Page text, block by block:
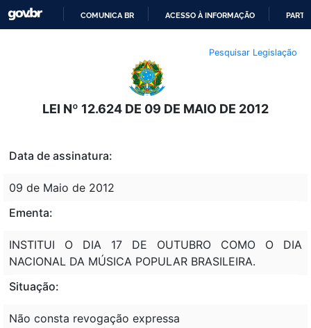
O
CONTEÚDO
COMUNICA BR ACESSO À INFORMAÇÃO
Pesquisar Legislação
LEI Nº 12.624 DE 09 DE MAIO DE 2012
Data de assinatura:
09 de Maio de 2012
Ementa:
INSTITUI O DIA 17 DE OUTUBRO COMO O DIA
NACIONAL DA MÚSICA POPULAR BRASILEIRA.
Situação:
Não consta revogação expressa